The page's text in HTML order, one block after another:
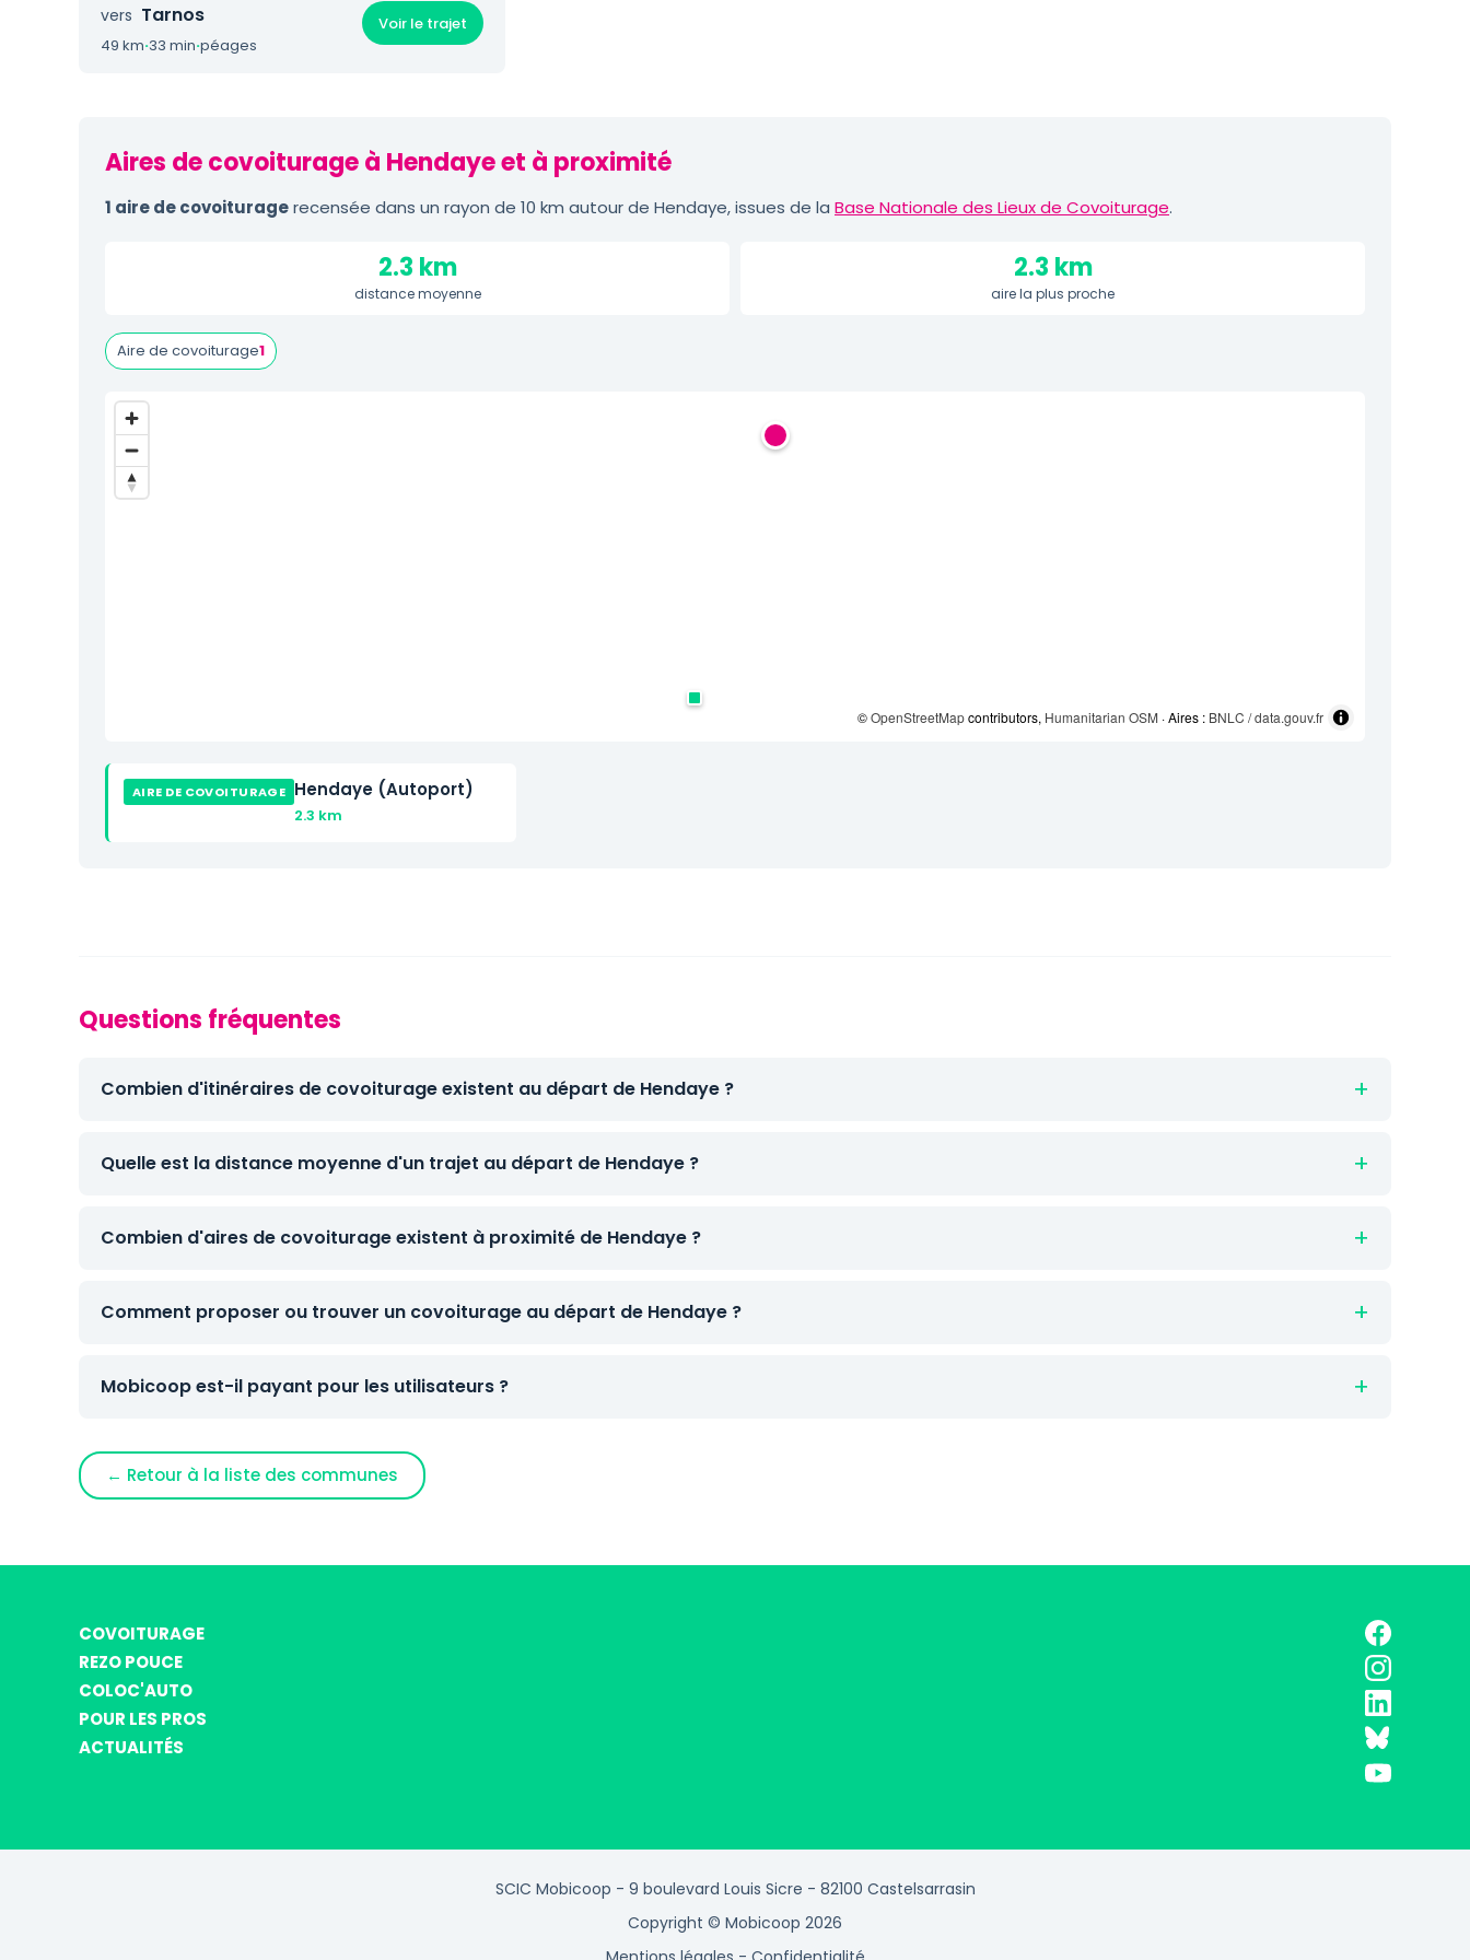
vers Tarnos
49 km·33 min·péages
Voir le trajet
Aires de covoiturage à Hendaye et à proximité
1 aire de covoituragerecensée dans un rayon de 10 km autour de Hendaye, issues de la Base Nationale des Lieux de Covoiturage.
2.3 km
distance moyenne
2.3 km
aire la plus proche
Aire de covoiturage1
©OpenStreetMapcontributors, Humanitarian OSM · Aires : BNLC / data.gouv.fr
AIRE DE COVOITURAGE Hendaye (Autoport)
2.3 km
Questions fréquentes
Combien d'itinéraires de covoiturage existent au départ de Hendaye ?
Quelle est la distance moyenne d'un trajet au départ de Hendaye ?
Combien d'aires de covoiturage existent à proximité de Hendaye ?
Comment proposer ou trouver un covoiturage au départ de Hendaye ?
Mobicoop est-il payant pour les utilisateurs ?
← Retour à la liste des communes
COVOITURAGE
REZO POUCE
COLOC'AUTO
POUR LES PROS
ACTUALITÉS
SCIC Mobicoop - 9 boulevard Louis Sicre - 82100 Castelsarrasin
Copyright © Mobicoop 2026